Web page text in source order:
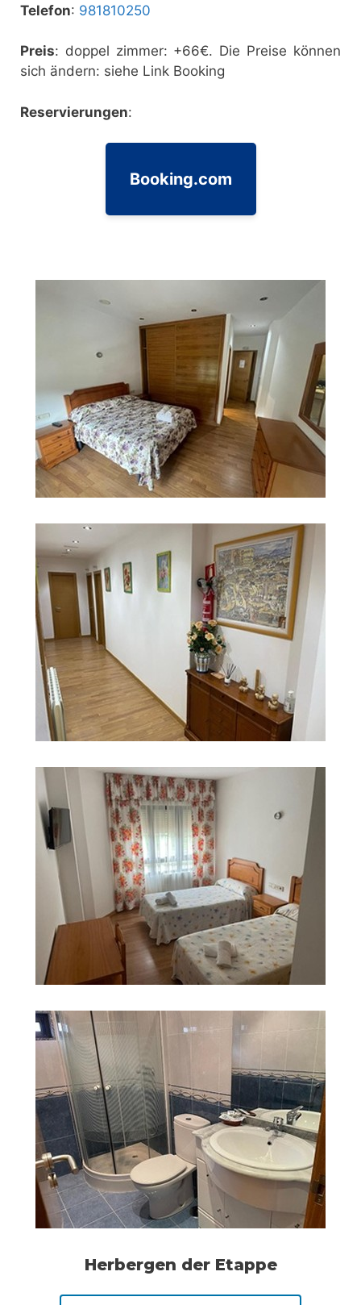
Telefon: 981810250
Preis: doppel zimmer: +66€. Die Preise können
sich ändern: siehe Link Booking
Reservierungen:
Booking.com
Herbergen der Etappe